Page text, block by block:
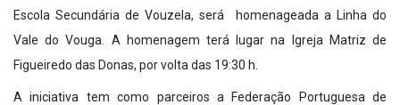
Escola Secundária de Vouzela, será homenageada a Linha do
Vale do Vouga. A homenagem terá lugar na Igreja Matriz de
Figueiredo das Donas, por volta das 19:30 h.
A iniciativa tem como parceiros a Federação Portuguesa de